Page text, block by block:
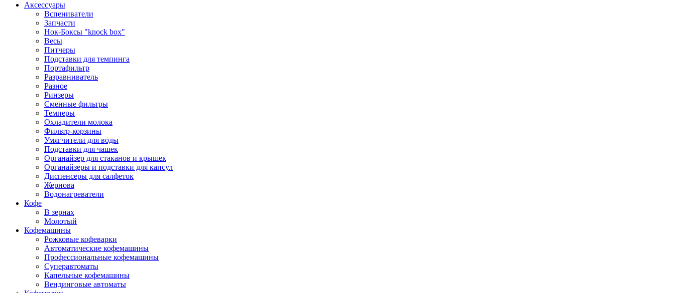
Аксессуары
Вспениватели
Запчасти
Нок-Боксы "knock box"
Весы
Питчеры
Подставки для темпинга
Портафильтр
Разравниватель
Разное
Ринзеры
Сменные фильтры
Темперы
Охладители молока
Фильтр-корзины
Умягчители для воды
Подставки для чашек
Органайзер для стаканов и крышек
Органайзеры и подставки для капсул
Диспенсеры для салфеток
Жернова
Водонагреватели
Кофе
В зернах
Молотый
Кофемашины
Рожковые кофеварки
Автоматические кофемашины
Профессиональные кофемашины
Суперавтоматы
Капельные кофемашины
Вендинговые автоматы